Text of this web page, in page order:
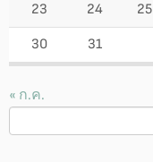
23 24 25
30 31
« ก.ค.
สำหรับ: